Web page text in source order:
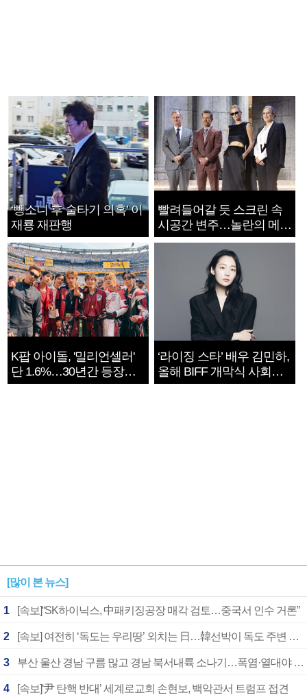
‘뺑소니 후 술타기 의혹’ 이
재룡 재판행
빨려들어갈 듯 스크린 속
시공간 변주…놀란의 메시
지는 ‘전쟁 속죄’
K팝 아이돌, '밀리언셀러'
단 1.6%…30년간 등장
1182개팀 전수조사
‘라이징 스타’ 배우 김민하,
올해 BIFF 개막식 사회자
확정
[많이 본 뉴스]
1 [속보]“SK하이닉스, 中패키징공장 매각 검토…중국서 인수 거론”
2 [속보] 여전히 ‘독도는 우리땅’ 외치는 日…韓선박이 독도 주변 해양조사 활동하자 반발
3 부산 울산 경남 구름 많고 경남 북서내륙 소나기…폭염·열대야 계속
4 [속보]‘尹 탄핵 반대’ 세계로교회 손현보, 백악관서 트럼프 접견